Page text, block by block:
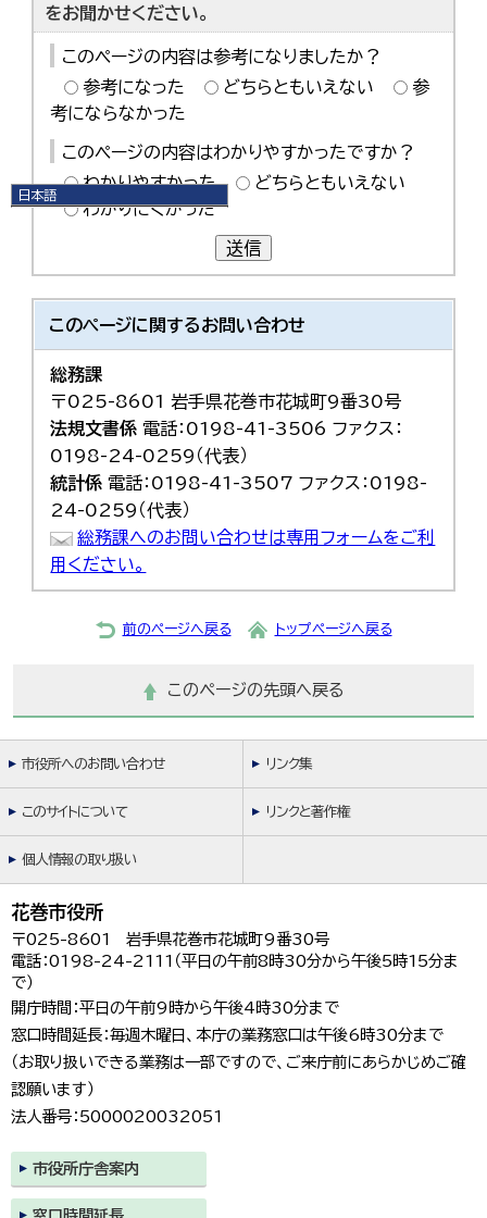
日本語
简体中文
繁體中文
をお聞かせください。
このページの内容は参考になりましたか？
参考になった
どちらともいえない
参
考にならなかった
このページの内容はわかりやすかったですか？
わかりやすかった
どちらともいえない
わかりにくかった
送信
このページに関するお問い合わせ
総務課
〒025-8601 岩手県花巻市花城町9番30号
法規文書係 電話：0198-41-3506 ファクス：
0198-24-0259（代表）
統計係 電話：0198-41-3507 ファクス：0198-
24-0259（代表）
総務課へのお問い合わせは専用フォームをご利
用ください。
前のページへ戻る トップページへ戻る
このページの先頭へ戻る
市役所へのお問い合わせ リンク集
このサイトについて リンクと著作権
個人情報の取り扱い
花巻市役所
〒025-8601 岩手県花巻市花城町9番30号
電話：0198-24-2111（平日の午前8時30分から午後5時15分ま
で）
開庁時間：平日の午前9時から午後4時30分まで
窓口時間延長：毎週木曜日、本庁の業務窓口は午後6時30分まで
（お取り扱いできる業務は一部ですので、ご来庁前にあらかじめご確
認願います）
法人番号：5000020032051
市役所庁舎案内